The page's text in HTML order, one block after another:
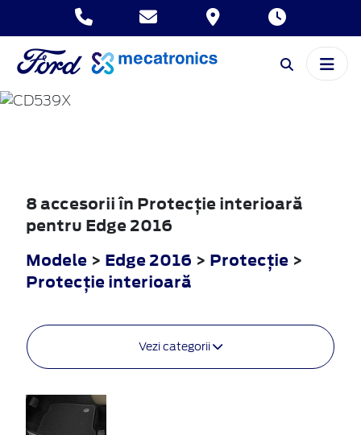
EDGE
8 accesorii în Protecţie interioară
pentru Edge 2016
Modele > Edge 2016 > Protecţie >
Protecţie interioară
Vezi categorii